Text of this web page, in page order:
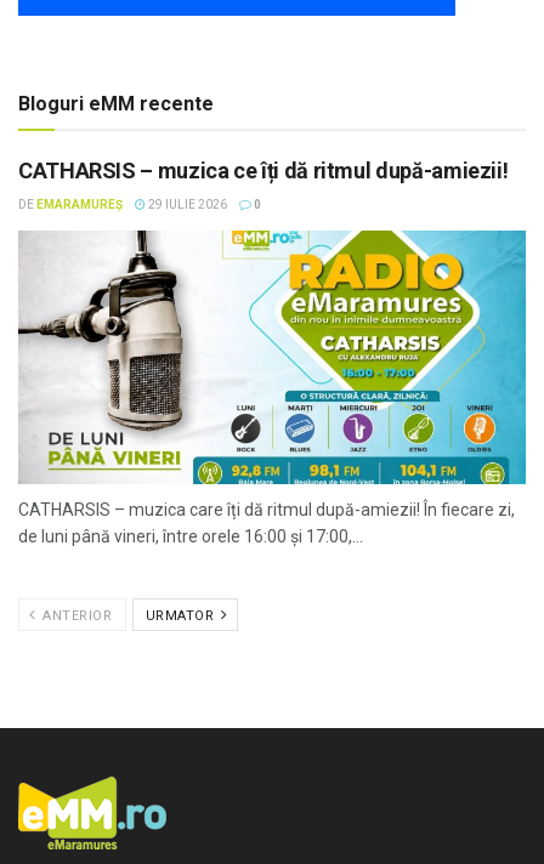
Bloguri eMM recente
CATHARSIS – muzica ce îți dă ritmul după-amiezii!
DE EMARAMUREȘ 29 IULIE 2026 0
CATHARSIS – muzica care îți dă ritmul după-amiezii! În fiecare zi,
de luni până vineri, între orele 16:00 și 17:00,...
ANTERIOR URMATOR